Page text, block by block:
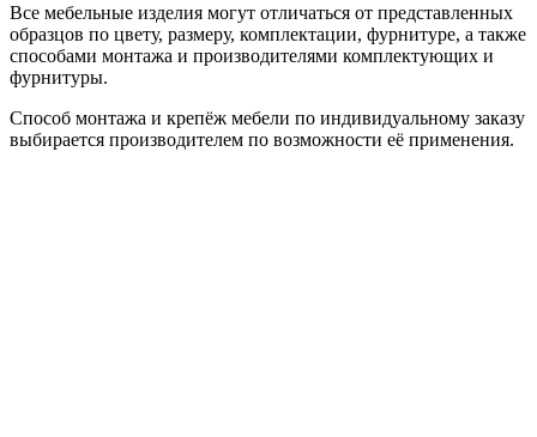
Все мебельные изделия могут отличаться от представленных
образцов по цвету, размеру, комплектации, фурнитуре, а также
способами монтажа и производителями комплектующих и
фурнитуры.
Способ монтажа и крепёж мебели по индивидуальному заказу
выбирается производителем по возможности её применения.